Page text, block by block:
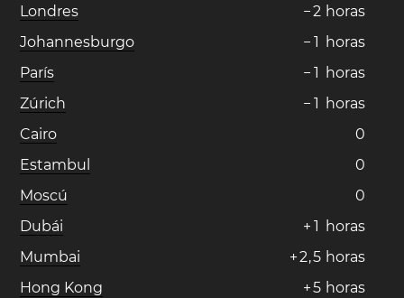
Londres
−2 horas
Johannesburgo
− 1 horas
París
− 1 horas
Zúrich
− 1 horas
Cairo
0
Estambul
0
Moscú
0
Dubái
+ 1 horas
Mumbai
+2,5 horas
Hong Kong
+5 horas